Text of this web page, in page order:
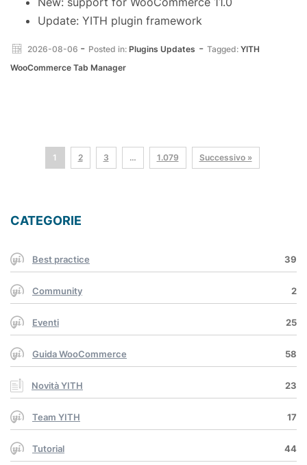
Update: YITH plugin framework
2026-08-06 - Posted in: Plugins Updates - Tagged: YITH
WooCommerce Tab Manager
1 2 3 … 1.079 Successivo »
CATEGORIE
Best practice 39
Community 2
Eventi 25
Guida WooCommerce 58
Novità YITH 23
Team YITH 17
Tutorial 44